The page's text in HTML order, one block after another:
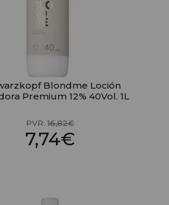
Blondme Loción
Premium 12% 40Vol. 1L
PVR:16,82€
7,74€